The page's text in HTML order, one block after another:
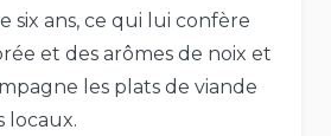
six ans, ce qui lui confère
et des arômes de noix et
les plats de viande
locaux.